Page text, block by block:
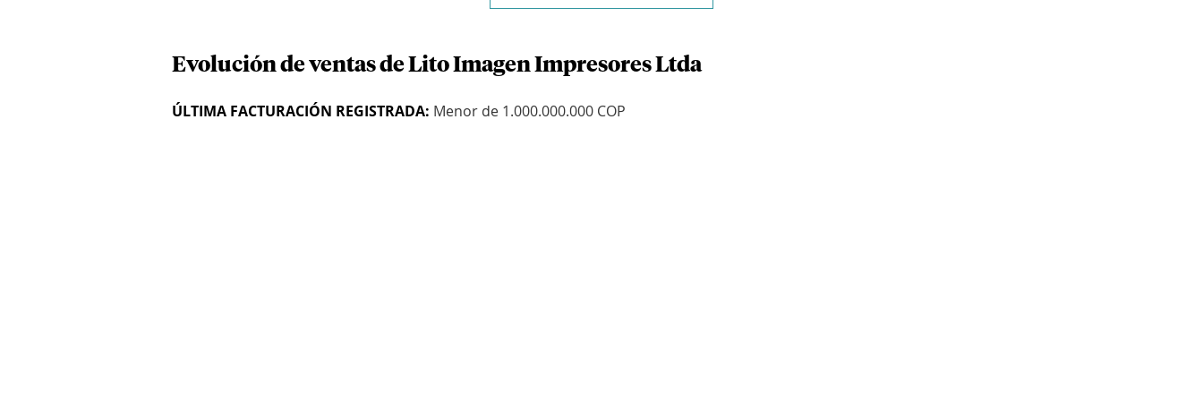
Evolución de ventas de Lito Imagen Impresores Ltda
ÚLTIMA FACTURACIÓN REGISTRADA: Menor de 1.000.000.000 COP